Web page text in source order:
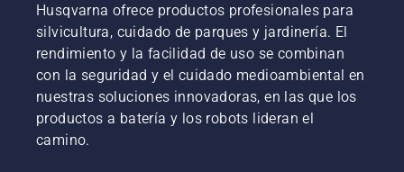
permitir
al
usuario
preservar
la
duración
de la
batería
Husqvarna ofrece productos profesionales para
silvicultura, cuidado de parques y jardinería. El
rendimiento y la facilidad de uso se combinan
con la seguridad y el cuidado medioambiental en
nuestras soluciones innovadoras, en las que los
productos a batería y los robots lideran el
camino.